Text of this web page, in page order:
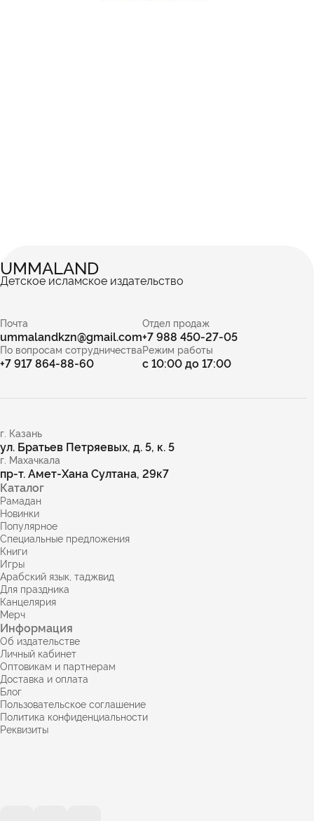
UMMALAND
Детское исламское издательство
Почта
ummalandkzn@gmail.com
Отдел продаж
+7 988 450-27-05
По вопросам сотрудничества
+7 917 864-88-60
Режим работы
с 10:00 до 17:00
г. Казань
ул. Братьев Петряевых, д. 5, к. 5
г. Махачкала
пр-т. Амет-Хана Султана, 29к7
Каталог
Рамадан
Новинки
Популярное
Специальные предложения
Книги
Игры
Арабский язык, таджвид
Для праздника
Канцелярия
Мерч
Информация
Об издательстве
Личный кабинет
Оптовикам и партнерам
Доставка и оплата
Блог
Пользовательское соглашение
Политика конфиденциальности
Реквизиты